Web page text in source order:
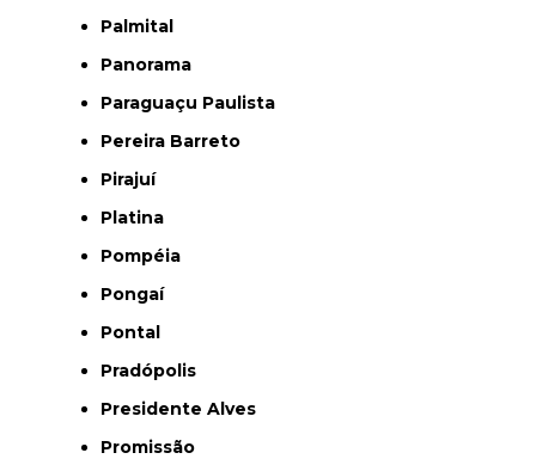
Palmital
Panorama
Paraguaçu Paulista
Pereira Barreto
Pirajuí
Platina
Pompéia
Pongaí
Pontal
Pradópolis
Presidente Alves
Promissão